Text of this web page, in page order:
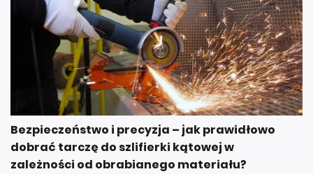
Bezpieczeństwo i precyzja – jak prawidłowo
dobrać tarczę do szlifierki kątowej w
zależności od obrabianego materiału?